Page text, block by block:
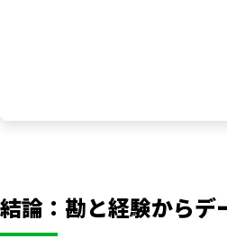
結論：勘と経験からデ